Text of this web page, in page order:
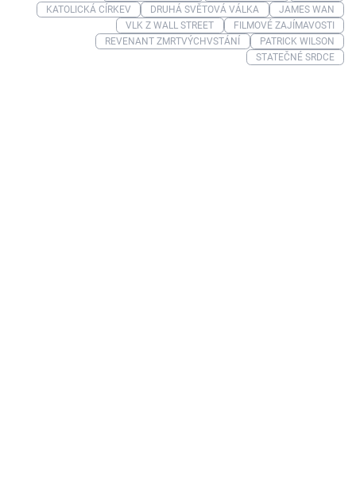
KATOLICKÁ CÍRKEV
DRUHÁ SVĚTOVÁ VÁLKA
JAMES WAN
VLK Z WALL STREET
FILMOVÉ ZAJÍMAVOSTI
REVENANT ZMRTVÝCHVSTÁNÍ
‎PATRICK WILSON‎
STATEČNÉ SRDCE